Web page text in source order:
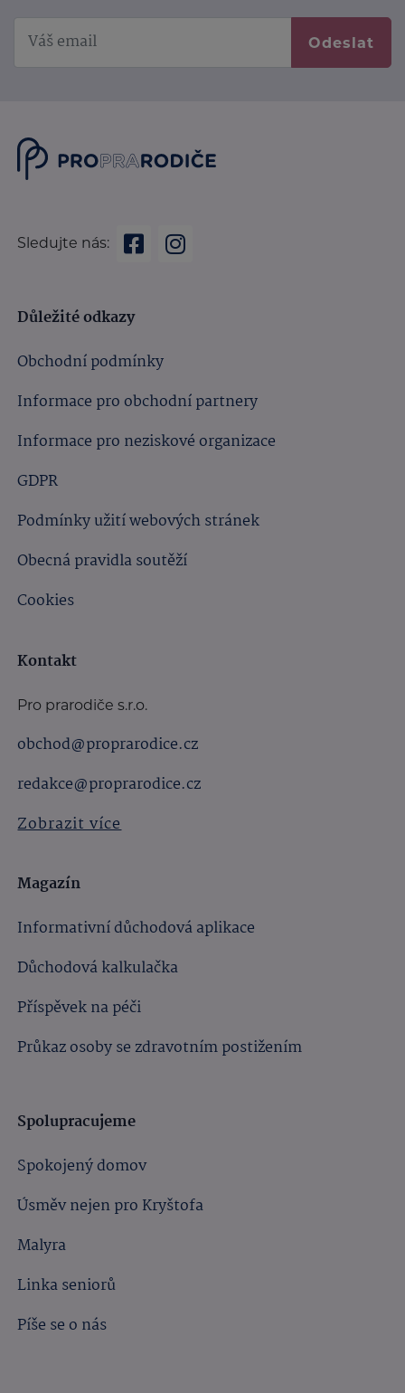
Odeslat
Sledujte nás:
Důležité odkazy
Obchodní podmínky
Informace pro obchodní partnery
Informace pro neziskové organizace
GDPR
Podmínky užití webových stránek
Obecná pravidla soutěží
Cookies
Kontakt
Pro prarodiče s.r.o.
obchod@proprarodice.cz
redakce@proprarodice.cz
Zobrazit více
Magazín
Informativní důchodová aplikace
Důchodová kalkulačka
Příspěvek na péči
Průkaz osoby se zdravotním postižením
Spolupracujeme
Spokojený domov
Úsměv nejen pro Kryštofa
Malyra
Linka seniorů
Píše se o nás